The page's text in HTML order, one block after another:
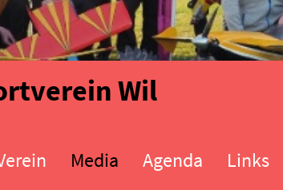
Wil
Media Agenda Links